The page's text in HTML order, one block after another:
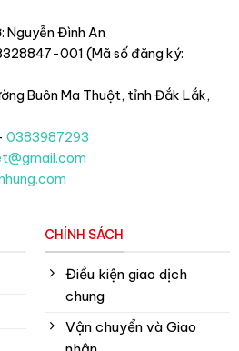
Nguyễn Đình An
001 (Mã số đăng ký:
Buôn Ma Thuột, tỉnh Đắk Lắk,
0383987293
CHÍNH SÁCH
Điều kiện giao dịch
chung
Vận chuyển và Giao